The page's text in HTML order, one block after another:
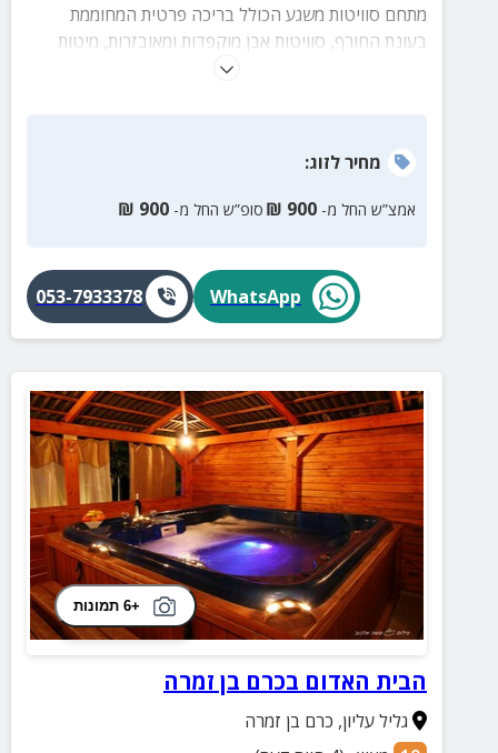
מתחם סוויטות משגע הכולל בריכה פרטית המחוממת
בעונת החורף, סוויטות אבן מוקפדות ומאובזרות, מיטות
זוגיות מול מסך טלוויזיה רחב, חדר רחצה מרווח, מטבחון
מחירלזוג:
אמצ”ש החל מ- 900
₪ סופ”ש החל מ- 900
₪
WhatsApp
053-7933378
+6 תמונות
הבית האדום בכרם בן זמרה
גליל עליון, כרם בן זמרה